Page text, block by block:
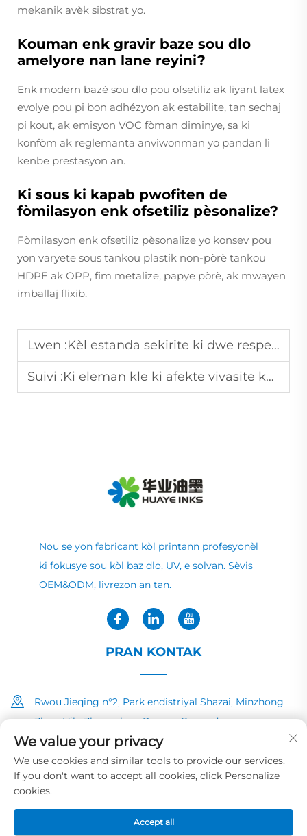
mekanik avèk sibstrat yo.
Kouman enk gravir baze sou dlo
amelyore nan lane reyini?
Enk modern bazé sou dlo pou ofsetiliz ak liyant latex
evolye pou pi bon adhézyon ak estabilite, tan sechaj
pi kout, ak emisyon VOC fòman diminye, sa ki
konfòm ak reglemanta anviwonman yo pandan li
kenbe prestasyon an.
Ki sous ki kapab pwofiten de
fòmilasyon enk ofsetiliz pèsonalize?
Fòmilasyon enk ofsetiliz pèsonalize yo konsev pou
yon varyete sous tankou plastik non-pòrè tankou
HDPE ak OPP, fim metalize, papye pòrè, ak mwayen
imballaj flixib.
Lwen :Kèl estanda sekirite ki dwe respekte enk pou pwodui bebe ak manman?
Suivi :Ki eleman kle ki afekte vivasite koulè enk impremeri yo?
Nou se yon fabricant kòl printann profesyonèl
ki fokusye sou kòl baz dlo, UV, e solvan. Sèvis
OEM&ODM, livrezon an tan.
PRAN KONTAK
Rwou Jieqing n°2, Park endistriyal Shazai, Minzhong
Zhen, Vila Zhongshan, Povens Guangdong
+86-13726040081
[email protected]
Dwa Aute © 2025 pa HUAYE INK&PAINT CO.,LTD
We value your privacy
We use cookies and similar tools to provide our services.
If you don't want to accept all cookies, click Personalize
cookies.
Accept all